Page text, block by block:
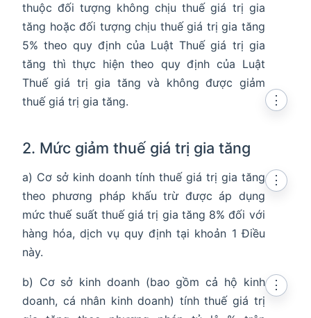
thuộc đối tượng không chịu thuế giá trị gia
tăng hoặc đối tượng chịu thuế giá trị gia tăng
5% theo quy định của Luật Thuế giá trị gia
tăng thì thực hiện theo quy định của Luật
Thuế giá trị gia tăng và không được giảm
thuế giá trị gia tăng.
2. Mức giảm thuế giá trị gia tăng
⋮
a) Cơ sở kinh doanh tính thuế giá trị gia tăng
theo phương pháp khấu trừ được áp dụng
mức thuế suất thuế giá trị gia tăng 8% đối với
hàng hóa, dịch vụ quy định tại khoản 1 Điều
này.
⋮
b) Cơ sở kinh doanh (bao gồm cả hộ kinh
doanh, cá nhân kinh doanh) tính thuế giá trị
⋮